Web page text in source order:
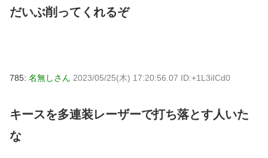
だいぶ削ってくれるぞ
785: 名無しさん 2023/05/25(木) 17:20:56.07 ID:+1L3iICd0
キースを多連装レーザーで打ち落とす人いた
な